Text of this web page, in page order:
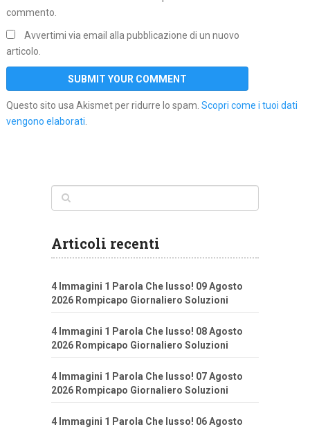
commento.
Avvertimi via email alla pubblicazione di un nuovo
articolo.
Questo sito usa Akismet per ridurre lo spam. Scopri come i tuoi dati
vengono elaborati.
Articoli recenti
4 Immagini 1 Parola Che lusso! 09 Agosto
2026 Rompicapo Giornaliero Soluzioni
4 Immagini 1 Parola Che lusso! 08 Agosto
2026 Rompicapo Giornaliero Soluzioni
4 Immagini 1 Parola Che lusso! 07 Agosto
2026 Rompicapo Giornaliero Soluzioni
4 Immagini 1 Parola Che lusso! 06 Agosto